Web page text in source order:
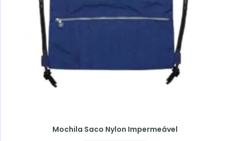
Mochila Saco Nylon Impermeável